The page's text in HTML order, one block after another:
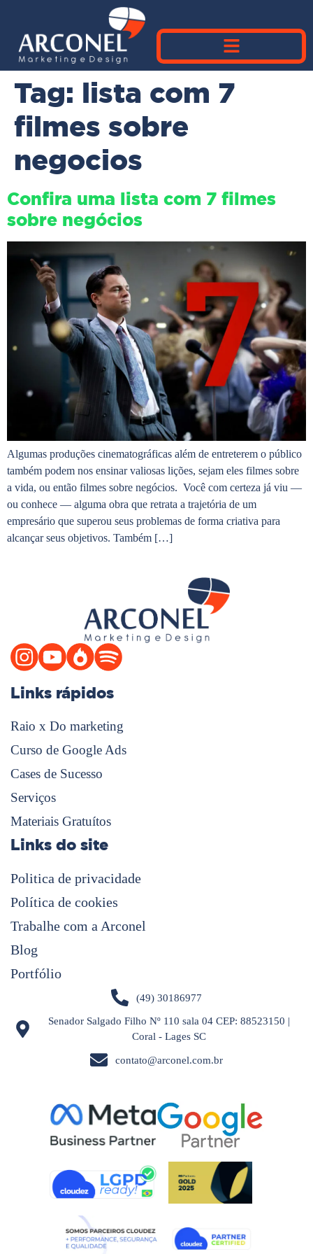
Tag: lista com 7
filmes sobre
negocios
Confira uma lista com 7 filmes
sobre negócios
Algumas produções cinematográficas além de entreterem o público
também podem nos ensinar valiosas lições, sejam eles filmes sobre
a vida, ou então filmes sobre negócios. Você com certeza já viu —
ou conhece — alguma obra que retrata a trajetória de um
empresário que superou seus problemas de forma criativa para
alcançar seus objetivos. Também […]
Links rápidos
Raio x Do marketing
Curso de Google Ads
Cases de Sucesso
Serviços
Materiais Gratuítos
Links do site
Politica de privacidade
Política de cookies
Trabalhe com a Arconel
Blog
Portfólio
(49) 30186977
Senador Salgado Filho Nº 110 sala 04 CEP: 88523150 |
Coral - Lages SC
contato@arconel.com.br